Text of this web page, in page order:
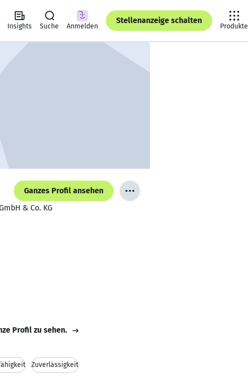
Insights Suche Anmelden
Stellenanzeige schalten
Produkte
Ganzes Profil ansehen
& Co. KG
Profil zu sehen.
Zuverlässigkeit